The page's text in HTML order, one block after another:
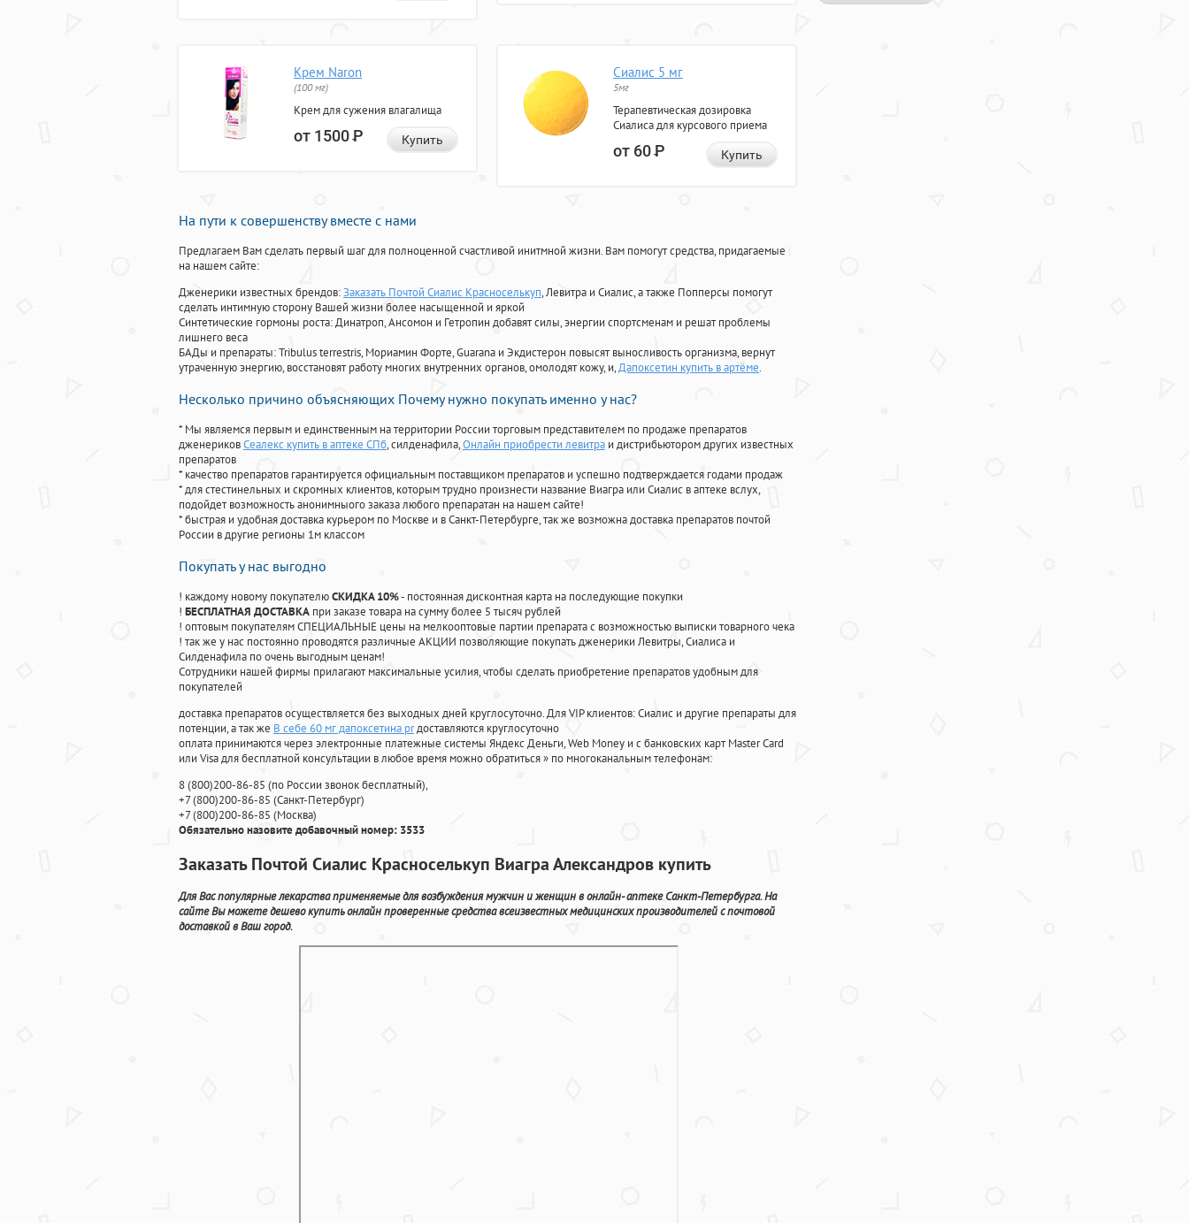
Крем Naron
(100 мг)
Крем для сужения влагалища
от 1500Р Купить
Сиалис 5 мг
5мг
Терапевтическая дозировка
Сиалиса для курсового приема
от 60Р Купить
На пути к совершенству вместе с нами
Предлагаем Вам сделать первый шаг для полноценной счастливой инитмной жизни. Вам помогут средства, придагаемые
на нашем сайте:
Дженерики известных брендов:Заказать Почтой Сиалис Красноселькуп, Левитра и Сиалис, а также Попперсы помогут
сделать интимную сторону Вашей жизни более насыщенной и яркой
Синтетические гормоны роста: Динатроп, Ансомон и Гетропин добавят силы, энергии спортсменам и решат проблемы
лишнего веса
БАДы и препараты:Tribulus terrestris, Мориамин Форте, Guarana и Экдистерон повысят выносливость организма, вернут
утраченную энергию, восстановят работу многих внутренних органов, омолодят кожу, и,Дапоксетин купить в артёме.
Несколько причино объясняющих Почему нужно покупать именно у нас?
* Мы являемся первым и единственным на территории России торговым представителем по продаже препаратов
дженериковСеалекс купить в аптеке СПб, силденафила,Онлайн приобрести левитра и дистрибьютором других известных
препаратов
* качество препаратов гарантируется официальным поставщиком препаратов и успешно подтверждается годами продаж
* для стестинельных и скромных клиентов, которым трудно произнести название Виагра или Сиалис в аптеке вслух,
подойдет возможность анонимныого заказа любого препаратан на нашем сайте!
* быстрая и удобная доставка курьером по Москве и в Санкт-Петербурге, так же возможна доставка препаратов почтой
России в другие регионы 1м классом
Покупать у нас выгодно
! каждому новому покупателюСКИДКА 10%- постоянная дисконтная карта на последующие покупки
! БЕСПЛАТНАЯ ДОСТАВКА при заказе товара на сумму более 5 тысяч рублей
! оптовым покупателям СПЕЦИАЛЬНЫЕ цены на мелкооптовые партии препарата с возможностью выписки товарного чека
! так же у нас постоянно проводятся различные АКЦИИ позволяющие покупать дженерики Левитры, Сиалиса и
Силденафила по очень выгодным ценам!
Cотрудники нашей фирмы прилагают максимальные усилия, чтобы сделать приобретение препаратов удобным для
покупателей
доставка препаратов осуществляется без выходных дней круглосуточно. Для VIP клиентов: Сиалис и другие препараты для
потенции, а так же В себе 60 мг дапоксетина prдоставляются круглосуточно
оплата принимаются через электронные платежные системы Яндекс Деньги, Web Money и с банковских карт Master Card
или Visa для бесплатной консультации в любое время можно обратиться» по многоканальным телефонам:
8(800)200-86-85 (по России звонок бесплатный),
+7(800)200-86-85 (Санкт-Петербург)
+7(800)200-86-85 (Москва)
Обязательно назовите добавочный номер: 3533
Заказать Почтой Сиалис Красноселькуп Виагра Александров купить
Для Вас популярные лекарства применяемые для возбуждения мужчин и женщин в онлайн- аптеке Санкт-Петербурга. На
сайте Вы можете дешево купить онлайн проверенные средства всеизвестных медицинских производителей с почтовой
доставкой в Ваш город.